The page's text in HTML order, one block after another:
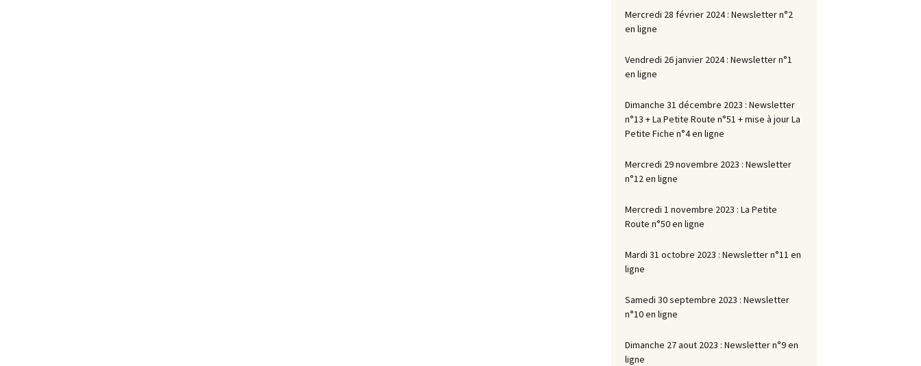
Mercredi 28 février 2024 : Newsletter n°2
en ligne
Vendredi 26 janvier 2024 : Newsletter n°1
en ligne
Dimanche 31 décembre 2023 : Newsletter
n°13 + La Petite Route n°51 + mise à jour La
Petite Fiche n°4 en ligne
Mercredi 29 novembre 2023 : Newsletter
n°12 en ligne
Mercredi 1 novembre 2023 : La Petite
Route n°50 en ligne
Mardi 31 octobre 2023 : Newsletter n°11 en
ligne
Samedi 30 septembre 2023 : Newsletter
n°10 en ligne
Dimanche 27 aout 2023 : Newsletter n°9 en
ligne